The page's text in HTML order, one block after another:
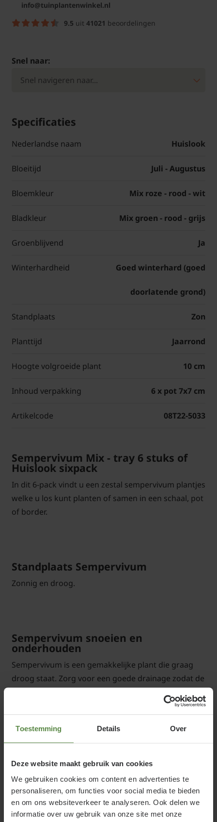
Toestemming Details Over
Deze website maakt gebruik van cookies
We gebruiken cookies om content en advertenties te
personaliseren, om functies voor social media te bieden
en om ons websiteverkeer te analyseren. Ook delen we
informatie over uw gebruik van onze site met onze
info@tuinplantenwinkel.nl
9.5 uit 41021 beoordelingen
Snel naar:
Specificaties
Nederlandse naam Huislook
Bloeitijd Juli - Augustus
Bloemkleur Mix roze - rood - wit
Bladkleur Mix groen - rood - grijs
Groenblijvend Ja
Winterhardheid Goed winterhard (goed
doorlatende grond)
Standplaats Zon
Planttijd Jaarrond
Hoogte volgroeide plant 10 cm
Inhoud verpakking 6 x pot 7x7 cm
Artikelcode 08T22-5033
Sempervivum Mix - tray 6 stuks of
Huislook sixpack
In dit 6-pack vindt u een zestal sempervivum plantjes
welke u los kunt planten of samen in een schaal, pot
of border.
Standplaats Sempervivum
Zonnig en droog.
Sempervivum snoeien en
onderhouden
Sempervivum is een gemakkelijke plant die graag
droog staat. Zorg voor een goede drainage zodat de
afsterven. Vooral tijdens wintermaanden verdient
onder een (lichtdoorlatende) overkapping te
plaatsen.
Lees meer
Gerelateerde producten